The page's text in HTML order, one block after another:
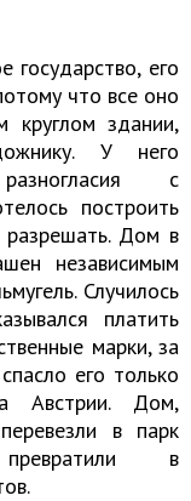
государство, его
что все оно
круглом здании,
У него
с
построить
разрешать. Дом в
независимым
Случилось
платить
марки, за
его только
Австрии. Дом,
в парк
в